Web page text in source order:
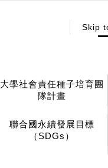
Skip
大學社會責任種子培育團
隊計畫
聯合國永續發展目標
（SDGs）